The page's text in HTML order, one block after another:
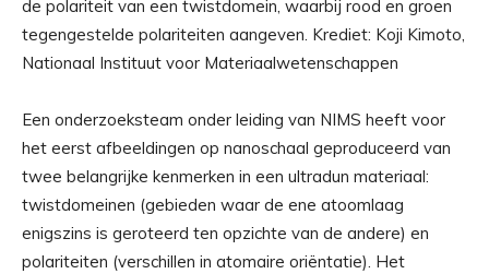
de polariteit van een twistdomein, waarbij rood en groen
tegengestelde polariteiten aangeven. Krediet: Koji Kimoto,
Nationaal Instituut voor Materiaalwetenschappen
Een onderzoeksteam onder leiding van NIMS heeft voor
het eerst afbeeldingen op nanoschaal geproduceerd van
twee belangrijke kenmerken in een ultradun materiaal:
twistdomeinen (gebieden waar de ene atoomlaag
enigszins is geroteerd ten opzichte van de andere) en
polariteiten (verschillen in atomaire oriëntatie). Het